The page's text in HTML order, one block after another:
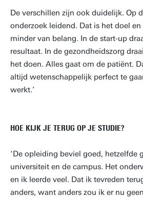
De verschillen zijn ook duidelijk. Op
onderzoek leidend. Dat is het doel
minder van belang. In de start-up
resultaat. In de gezondheidszorg
het doen. Alles gaat om de patiënt.
altijd wetenschappelijk perfect te
werkt.’
HOE KIJK JE TERUG OP JE STUDIE?
‘De opleiding beviel goed, hetzelfde
universiteit en de campus. Het
en ik leerde veel. Dat ik tevreden
anders, want anders zou ik er nu